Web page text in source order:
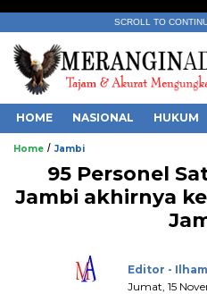
SCROLL TO
HOME NASIONAL HUKUM
Home / Jambi
95 Personel
Jambi akhirnya
Editor -
Jumat, 15